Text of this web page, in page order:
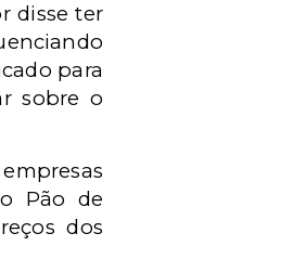
disse ter
para
sobre o
Pão de
dos